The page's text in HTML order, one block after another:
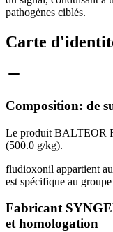
pathogènes ciblés.
Carte
Composition: de
Le produit BALTEOR
(500.0 g/kg).
fludioxonil appartient
est spécifique au
Fabricant
et homologation